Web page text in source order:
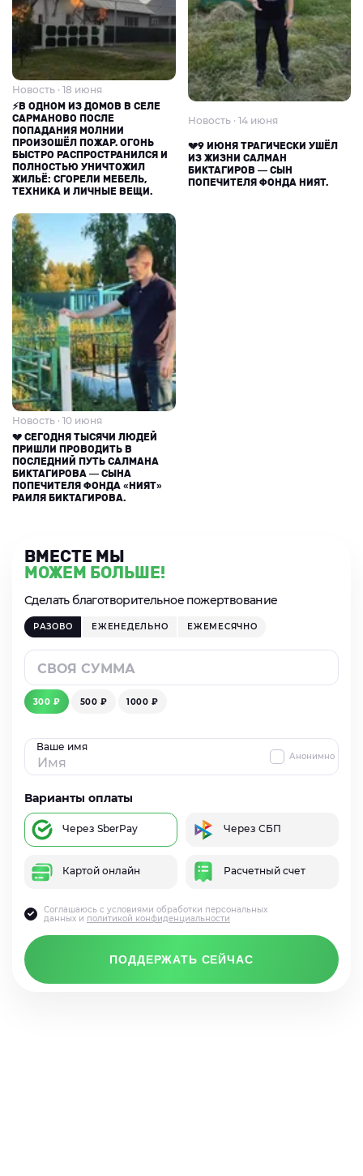
Новость · 18 июня
⚡В ОДНОМ ИЗ ДОМОВ В СЕЛЕ
САРМАНОВО ПОСЛЕ
ПОПАДАНИЯ МОЛНИИ
ПРОИЗОШЁЛ ПОЖАР. ОГОНЬ
БЫСТРО РАСПРОСТРАНИЛСЯ И
ПОЛНОСТЬЮ УНИЧТОЖИЛ
ЖИЛЬЁ: СГОРЕЛИ МЕБЕЛЬ,
ТЕХНИКА И ЛИЧНЫЕ ВЕЩИ.
Новость · 14 июня
💔9 ИЮНЯ ТРАГИЧЕСКИ УШЁЛ
ИЗ ЖИЗНИ САЛМАН
БИКТАГИРОВ — СЫН
ПОПЕЧИТЕЛЯ ФОНДА НИЯТ.
Новость · 10 июня
💔 СЕГОДНЯ ТЫСЯЧИ ЛЮДЕЙ
ПРИШЛИ ПРОВОДИТЬ В
ПОСЛЕДНИЙ ПУТЬ САЛМАНА
БИКТАГИРОВА — СЫНА
ПОПЕЧИТЕЛЯ ФОНДА «НИЯТ»
РАИЛЯ БИКТАГИРОВА.
ВМЕСТЕ МЫ
МОЖЕМ БОЛЬШЕ!
Сделать благотворительное пожертвование
РАЗОВО ЕЖЕНЕДЕЛЬНО ЕЖЕМЕСЯЧНО
300 ₽ 500 ₽ 1000 ₽
Ваше имя
Анонимно
Варианты оплаты
Через SberPay Через СБП
Картой онлайн Расчетный счет
ПОДДЕРЖАТЬ СЕЙЧАС
Соглашаюсь с условиями обработки персональных
данных и политикой конфиденциальности